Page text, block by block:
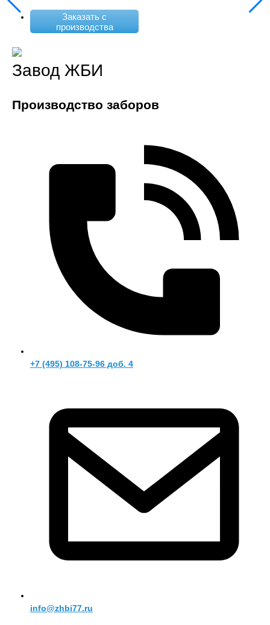
Заказать с
производства
Завод ЖБИ
Производство заборов
+7 (495) 108-75-96 доб. 4
info@zhbi77.ru